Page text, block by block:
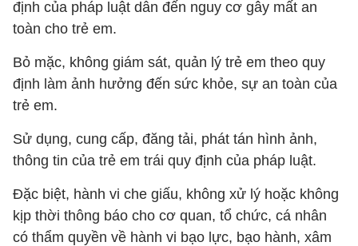
định của pháp luật dẫn đến nguy cơ gây mất an
toàn cho trẻ em.
Bỏ mặc, không giám sát, quản lý trẻ em theo quy
định làm ảnh hưởng đến sức khỏe, sự an toàn của
trẻ em.
Sử dụng, cung cấp, đăng tải, phát tán hình ảnh,
thông tin của trẻ em trái quy định của pháp luật.
Đặc biệt, hành vi che giấu, không xử lý hoặc không
kịp thời thông báo cho cơ quan, tổ chức, cá nhân
có thẩm quyền về hành vi bạo lực, bạo hành, xâm